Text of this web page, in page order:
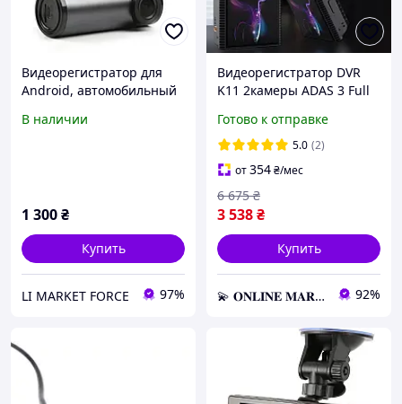
Видеорегистратор для
Android, автомобильный
для магнитолы, скрытая
В наличии
1 300₴
Купить
LI MARKET FORCE 97%
Видеорегистратор DVR
K11 2камеры ADAS 3 Full
Android 8.1, Камера
Видеонаблюдения для
Авто
Готово к отправке
5.0 (2)
от354₴/мес
3 538₴
6 675 ₴
Купить
💫 𝐎𝐍𝐋𝐈𝐍𝐄 𝐌𝐀𝐑𝐊𝐄𝐓 💫 – Актуальные товары по самым выгодным ценам! 92%